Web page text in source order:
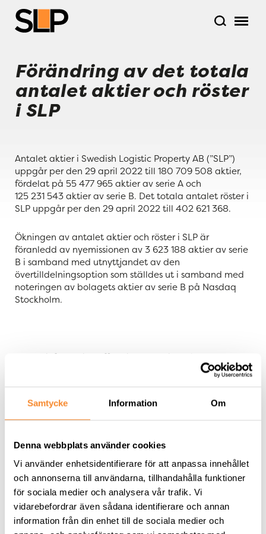
Samtycke Information Om
Denna webbplats använder cookies
Vi använder enhetsidentifierare för att anpassa innehållet
och annonserna till användarna, tillhandahålla funktioner
för sociala medier och analysera vår trafik. Vi
vidarebefordrar även sådana identifierare och annan
information från din enhet till de sociala medier och
Förändring av det totala
antalet aktier och röster
i SLP
Antalet aktier i Swedish Logistic Property AB (”SLP”)
uppgår per den 29 april 2022 till 180 709 508 aktier,
fördelat på 55 477 965 aktier av serie A och
125 231 543‬ aktier av serie B. Det totala antalet röster i
SLP uppgår per den 29 april 2022 till 402 621 368.
Ökningen av antalet aktier och röster i SLP är
föranledd av nyemissionen av 3623188 aktier av serie
B i samband med utnyttjandet av den
övertilldelningsoption som ställdes ut i samband med
noteringen av bolagets aktier av serie B på Nasdaq
Stockholm.
Denna information offentliggörs enligt 4 kap. 9 §
lagen (1991:980) om handel med finansiella
För ytterligare information:
Peter Strand, VD på SLP, telefon: 0705-881 661
Om SLP – Swedish Logistic Property